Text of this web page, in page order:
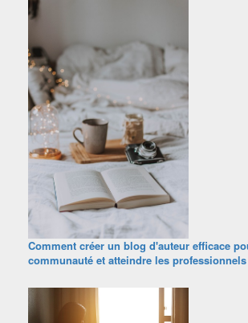
Comment créer un blog d'auteur efficace
communauté et atteindre les